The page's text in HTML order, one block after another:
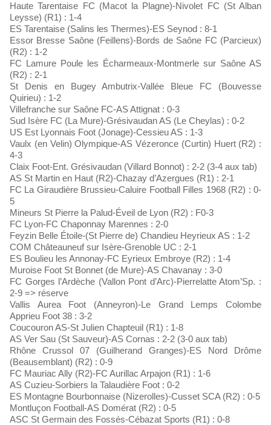
Haute Tarentaise FC (Macot la Plagne)-Nivolet FC (St Alban
Leysse) (R1) : 1-4
ES Tarentaise (Salins les Thermes)-ES Seynod : 8-1
Essor Bresse Saône (Feillens)-Bords de Saône FC (Parcieux)
(R2) : 1-2
FC Lamure Poule les Écharmeaux-Montmerle sur Saône AS
(R2) : 2-1
St Denis en Bugey Ambutrix-Vallée Bleue FC (Bouvesse
Quirieu) : 1-2
Villefranche sur Saône FC-AS Attignat : 0-3
Sud Isère FC (La Mure)-Grésivaudan AS (Le Cheylas) : 0-2
US Est Lyonnais Foot (Jonage)-Cessieu AS : 1-3
Vaulx (en Velin) Olympique-AS Vézeronce (Curtin) Huert (R2) :
4-3
Claix Foot-Ent. Grésivaudan (Villard Bonnot) : 2-2 (3-4 aux tab)
AS St Martin en Haut (R2)-Chazay d’Azergues (R1) : 2-1
FC La Giraudière Brussieu-Caluire Football Filles 1968 (R2) : 0-
5
Mineurs St Pierre la Palud-Éveil de Lyon (R2) : F0-3
FC Lyon-FC Chaponnay Marennes : 2-0
Feyzin Belle Étoile-(St Pierre de) Chandieu Heyrieux AS : 1-2
COM Châteauneuf sur Isère-Grenoble UC : 2-1
ES Boulieu les Annonay-FC Eyrieux Embroye (R2) : 1-4
Muroise Foot St Bonnet (de Mure)-AS Chavanay : 3-0
FC Gorges l’Ardèche (Vallon Pont d’Arc)-Pierrelatte Atom’Sp. :
2-9 => réserve
Vallis Aurea Foot (Anneyron)-Le Grand Lemps Colombe
Apprieu Foot 38 : 3-2
Coucouron AS-St Julien Chapteuil (R1) : 1-8
AS Ver Sau (St Sauveur)-AS Cornas : 2-2 (3-0 aux tab)
Rhône Crussol 07 (Guilherand Granges)-ES Nord Drôme
(Beausemblant) (R2) : 0-9
FC Mauriac Ally (R2)-FC Aurillac Arpajon (R1) : 1-6
AS Cuzieu-Sorbiers la Talaudière Foot : 0-2
ES Montagne Bourbonnaise (Nizerolles)-Cusset SCA (R2) : 0-5
Montluçon Football-AS Domérat (R2) : 0-5
ASC St Germain des Fossés-Cébazat Sports (R1) : 0-8